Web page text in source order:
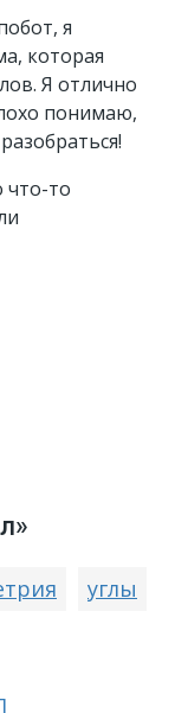
я
которая
Я отлично
понимаю,
что-то
углы